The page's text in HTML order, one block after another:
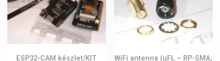
ESP32-CAM készlet/KIT WiFi antenna (uFL – RP-SMA;